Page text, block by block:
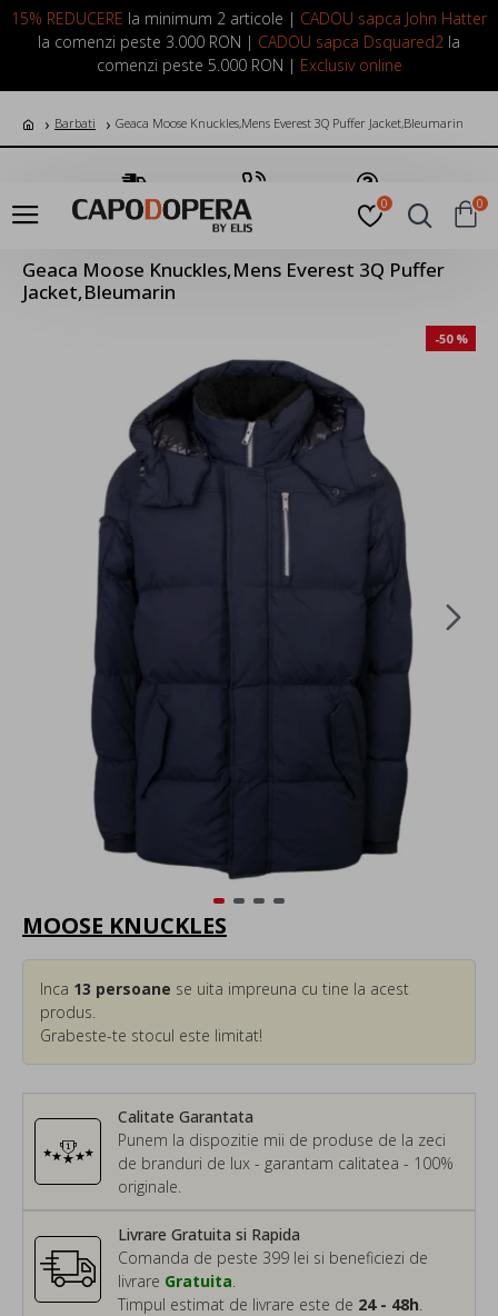
15% REDUCERE la minimum 2 articole | CADOU sapca John Hatter
la comenzi peste 3.000 RON | CADOU sapca Dsquared2 la
comenzi peste 5.000 RON | Exclusiv online
LOGIN INREGISTRARE
0 0
Barbati Geaca Moose Knuckles,Mens Everest 3Q Puffer Jacket,Bleumarin
Transport Gratuit Suna Acum Pune o Intrebare
Geaca Moose Knuckles,Mens Everest 3Q Puffer
Jacket,Bleumarin
-50 %
MOOSE KNUCKLES
Calitate Garantata
Punem la dispozitie mii de produse de la zeci
de branduri de lux - garantam calitatea - 100%
originale.
Inca 13 persoane se uita impreuna cu tine la acest
produs.
Grabeste-te stocul este limitat!
Livrare Gratuita si Rapida
Comanda de peste 399 lei si beneficiezi de
livrare Gratuita
Timpul estimat de livrare este de 24 - 48h